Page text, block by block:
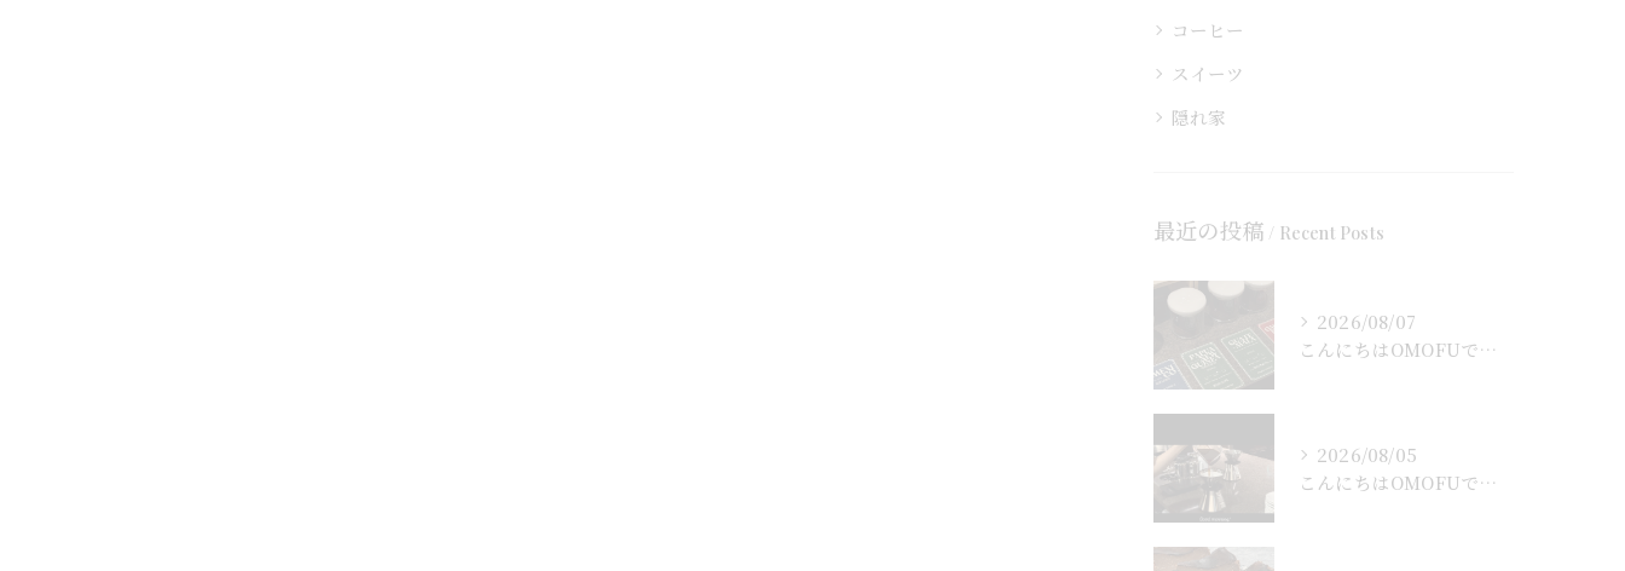
コーヒー
スイーツ
隠れ家
最近の投稿 Recent Posts
2026/08/07
こんにちはOMOFUです！
2026/08/05
こんにちはOMOFUです！